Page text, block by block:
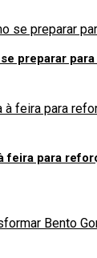
preparar
feira para